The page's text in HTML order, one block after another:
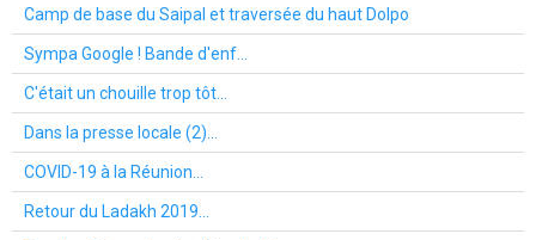
Camp de base du Saipal et traversée du haut Dolpo
Sympa Google ! Bande d'enf...
C'était un chouille trop tôt...
Dans la presse locale (2)...
COVID-19 à la Réunion...
Retour du Ladakh 2019...